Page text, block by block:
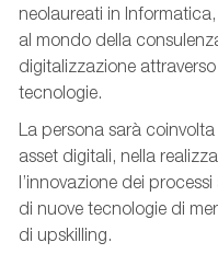
neolaureati in
al mondo della
digitalizzazione
tecnologie.
La persona sarà
asset digitali, nella
l’innovazione dei
di nuove tecnologie di
di upskilling.